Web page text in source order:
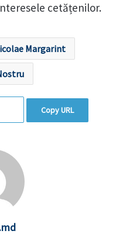
cetățenilor.
Margarint
Copy URL